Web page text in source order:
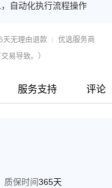
自动化执行流程操作
天无理由退款
优选服务商
易导致。）
服务支持 评论
质保时间365天